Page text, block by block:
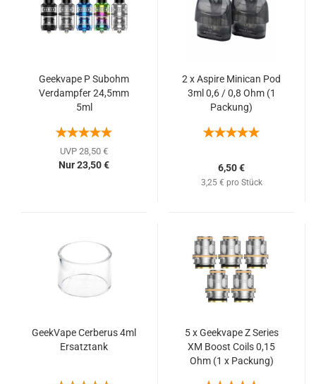
Geekvape P Subohm
Verdampfer 24,5mm
5ml
UVP 28,50 €
Nur 23,50 €
2 x Aspire Minican Pod
3ml 0,6 / 0,8 Ohm (1
Packung)
6,50 €
3,25 € pro Stück
GeekVape Cerberus 4ml
Ersatztank
5 x Geekvape Z Series
XM Boost Coils 0,15
Ohm (1 x Packung)